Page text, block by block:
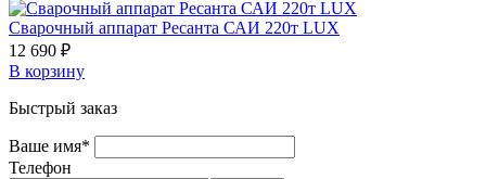
Сварочный аппарат Ресанта САИ 220т LUX
12 690 ₽
В корзину
Быстрый заказ
Ваше имя*
Телефон